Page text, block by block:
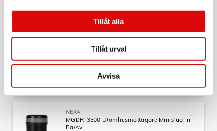
Tillåt alla
Tillåt urval
Avvisa
Tillv. art. nr:
MYCR-2300 Plug-in-mottagare På/Av 2300W 1-
Art nr:
14641
Rek: 129,00 kr
NEXA
MGDR-3500 Utomhusmottagare Miniplug-in
På/Av